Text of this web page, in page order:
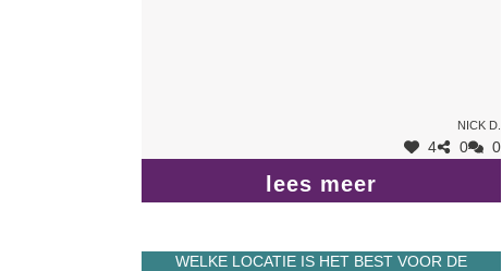
Nick D.
4 0 0
lees meer
WELKE LOCATIE IS HET BEST VOOR DE